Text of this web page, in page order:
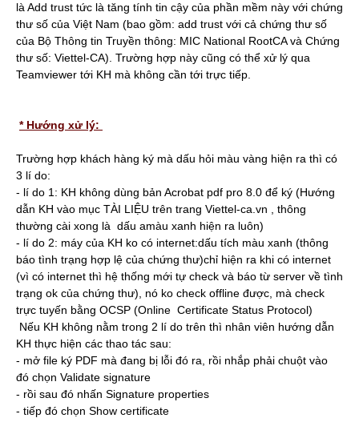
là Add trust tức là tăng tính tin cậy của phần mềm này với chứng
thư số của Việt Nam (bao gồm: add trust với cả chứng thư số
của Bộ Thông tin Truyền thông: MIC National RootCA và Chứng
thư số: Viettel-CA). Trường hợp này cũng có thể xử lý qua
Teamviewer tới KH mà không cần tới trực tiếp.
* Hướng xử lý:
Trường hợp khách hàng ký mà dấu hỏi màu vàng hiện ra thì có
3 lí do:
- lí do 1: KH không dùng bản Acrobat pdf pro 8.0 để ký (Hướng
dẫn KH vào mục TÀI LIỆU trên trang Viettel-ca.vn , thông
thường cài xong là dấu amàu xanh hiện ra luôn)
- lí do 2: máy của KH ko có internet:dấu tích màu xanh (thông
báo tình trạng hợp lệ của chứng thư)chỉ hiện ra khi có internet
(vì có internet thì hệ thống mới tự check và báo từ server về tình
trạng ok của chứng thư), nó ko check offline được, mà check
trực tuyến bằng OCSP (Online Certificate Status Protocol)
Nếu KH không nằm trong 2 lí do trên thì nhân viên hướng dẫn
KH thực hiện các thao tác sau:
- mở file ký PDF mà đang bị lỗi đó ra, rồi nhắp phải chuột vào
đó chọn Validate signature
- rồi sau đó nhấn Signature properties
- tiếp đó chọn Show certificate